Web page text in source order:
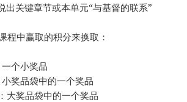
出关键章节或本单元“与基督的联系”
程中赢取的积分来换取：
个小奖品
奖品袋中的一个奖品
大奖品袋中的一个奖品